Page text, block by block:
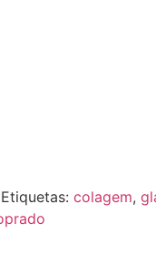
Etiquetas: colagem,